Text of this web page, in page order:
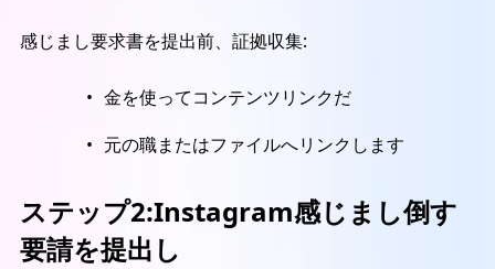
感じまし要求書を提出前、証拠収集:
金を使ってコンテンツリンクだ
元の職またはファイルへリンクします
ステップ2:Instagram感じまし倒す
要請を提出し